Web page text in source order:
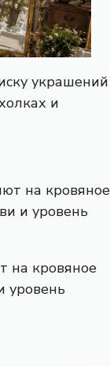
украшений
и
на кровяное
уровень